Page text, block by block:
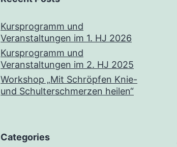
Kursprogramm und
Veranstaltungen im 1. HJ 2026
Kursprogramm und
Veranstaltungen im 2. HJ 2025
Workshop „Mit Schröpfen Knie-
und Schulterschmerzen heilen“
Categories